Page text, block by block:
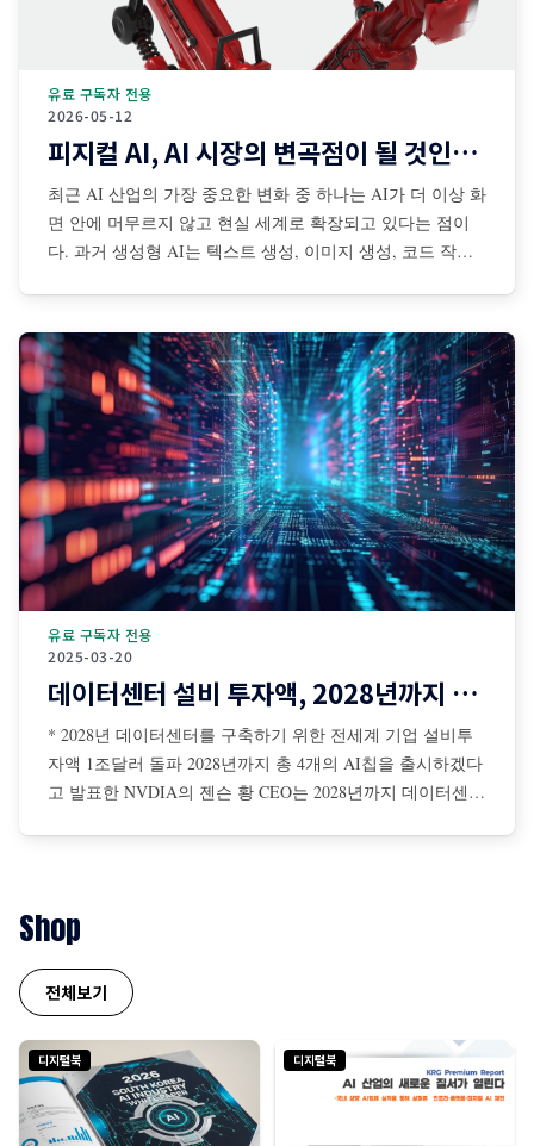
2026-05-12
유료 구독자 전용
피지컬 AI, AI 시장의 변곡점이 될 것인가?
최근 AI 산업의 가장 중요한 변화 중 하나는 AI가 더 이상 화
면 안에 머무르지 않고 현실 세계로 확장되고 있다는 점이
다. 과거 생성형 AI는 텍스트 생성, 이미지 생성, 코드 작성,
동로봇 등과 결합되면서 AI가 물리적
2025-03-20
유료 구독자 전용
데이터센터 설비 투자액, 2028년까지 1조달러 돌파
* 2028년 데이터센터를 구축하기 위한 전세계 기업 설비투
자액 1조달러 돌파 2028년까지 총 4개의 AI칩을 출시하겠다
고 발표한 NVDIA의 젠슨 황 CEO는 2028년까지 데이터센터
Shop
전체보기
디지털북 디지털북